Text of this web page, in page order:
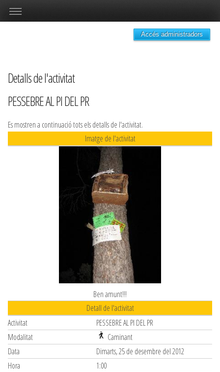
Accés administradors
Detalls de l'activitat
PESSEBRE AL PI DEL PR
Es mostren a continuació tots els detalls de l'activitat.
Imatge de l'activitat
Ben amunt!!!
Detall de l'activitat
Activitat
PESSEBRE AL PI DEL PR
Modalitat
Caminant
Data
Dimarts, 25 de desembre del 2012
Hora
1:00